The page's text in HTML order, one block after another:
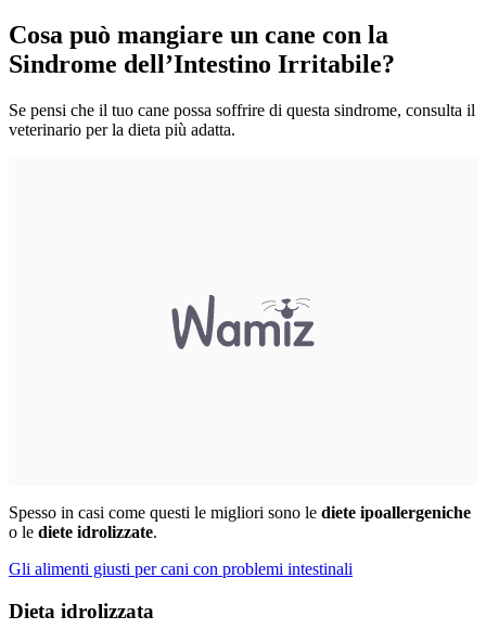
Cosa può mangiare un cane con la
Sindrome dell’Intestino Irritabile?
Se pensi che il tuo cane possa soffrire di questa sindrome, consulta il
veterinario per la dieta più adatta.
Spesso in casi come questi le migliori sono le diete ipoallergeniche
o le diete idrolizzate.
Gli alimenti giusti per cani con problemi intestinali
Dieta idrolizzata